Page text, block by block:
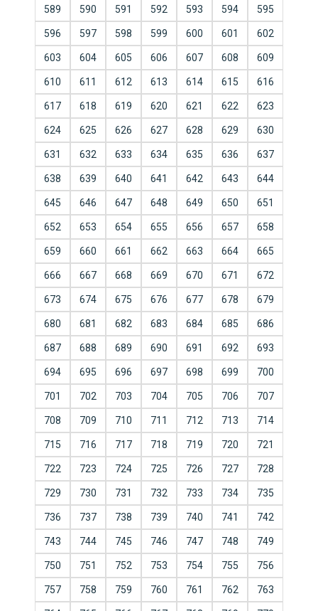
589 590 591 592 593 594 595
596 597 598 599 600 601 602
603 604 605 606 607 608 609
610 611 612 613 614 615 616
617 618 619 620 621 622 623
624 625 626 627 628 629 630
631 632 633 634 635 636 637
638 639 640 641 642 643 644
645 646 647 648 649 650 651
652 653 654 655 656 657 658
659 660 661 662 663 664 665
666 667 668 669 670 671 672
673 674 675 676 677 678 679
680 681 682 683 684 685 686
687 688 689 690 691 692 693
694 695 696 697 698 699 700
701 702 703 704 705 706 707
708 709 710 711 712 713 714
715 716 717 718 719 720 721
722 723 724 725 726 727 728
729 730 731 732 733 734 735
736 737 738 739 740 741 742
743 744 745 746 747 748 749
750 751 752 753 754 755 756
757 758 759 760 761 762 763